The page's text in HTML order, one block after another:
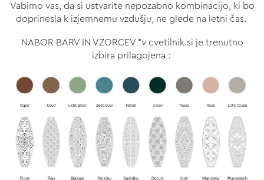
Vabimo vas, da si ustvarite nepozabno kombinacijo, ki bo
doprinesla k izjemnemu vzdušju, ne glede na letni čas.
NABOR BARV IN VZORCEV *v cvetilnik.si je trenutno
izbira prilagojena :